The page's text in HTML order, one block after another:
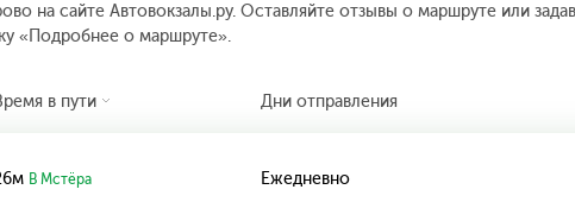
на сайте Автовокзалы.ру. Оставляйте отзывы о маршруте или
«Подробнее о маршруте».
в пути Дни отправления
В Мстёра Ежедневно